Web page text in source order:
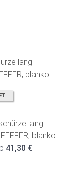
lang
blanko
41,30 €